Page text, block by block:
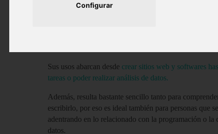
Configurar
Sus usos abarcan desde crear sitios web y softwares
tareas o poder realizar análisis de datos.
Además, resulta bastante sencillo tanto para
escribirlo, por eso es ideal también para personas que
adentrando en lo relacionado con la programación o la
datos.